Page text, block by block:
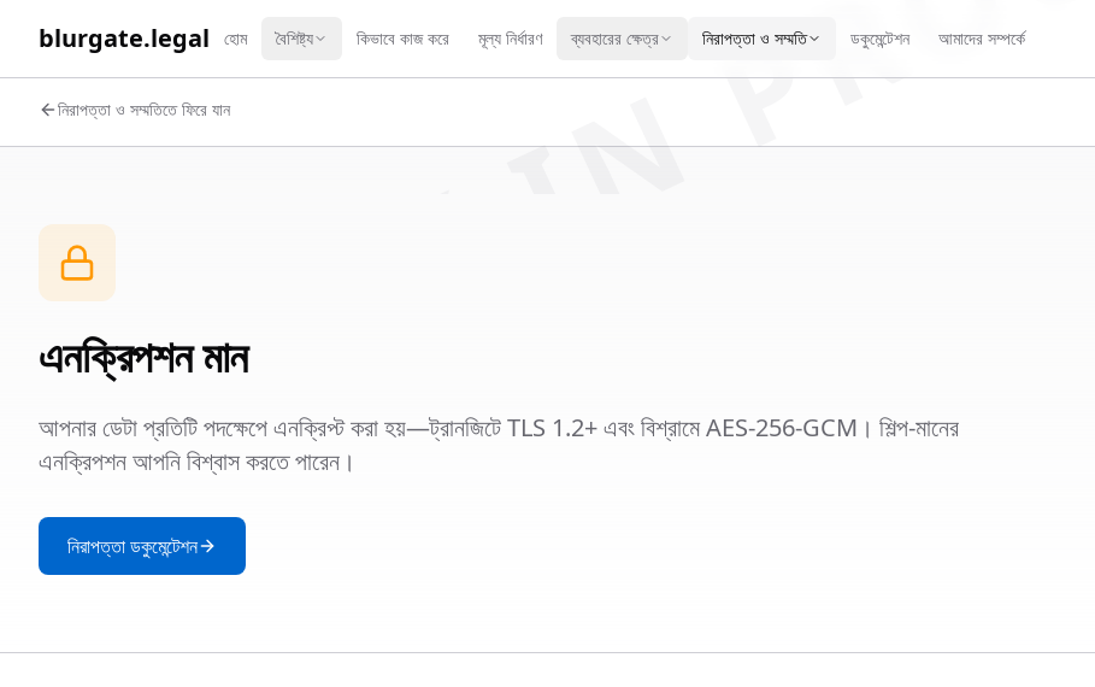
blurgate.legal হোম বৈশিষ্ট্য কিভাবে কাজ করে মূল্য নির্ধারণ ব্যবহারের ক্ষেত্র নিরাপত্তা ও সম্মতি ডকুমেন্টেশন আমাদের সম্পর্কে
নিরাপত্তা ও সম্মতিতে ফিরে যান
এনক্রিপশন মান
আপনার ডেটা প্রতিটি পদক্ষেপে এনক্রিপ্ট করা হয়—ট্রানজিটে TLS 1.2+ এবং বিশ্রামে AES-256-GCM। শিল্প-মানের
এনক্রিপশন আপনি বিশ্বাস করতে পারেন।
নিরাপত্তা ডকুমেন্টেশন